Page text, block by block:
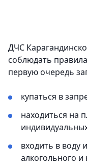
ДЧС
соблюдать
первую очередь
купаться в
находиться на
входить в воду
алкогольного